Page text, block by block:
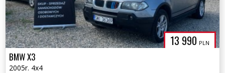
13 990 PLN
BMW X3
2005r. 4x4